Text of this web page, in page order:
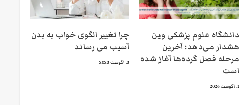
دانشگاه علوم پزشکی وین
هشدار می‌دهد: آخرین
مرحله فصل گرده‌ها آغاز شده
است
1. آگوست 2026
چرا تغییر الگوی خواب به بدن
آسیب می رساند
3. آگوست 2023